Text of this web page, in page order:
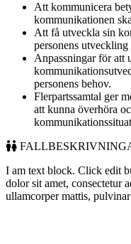
Att kommunicera
kommunikationen
Att få utveckla sin
personens
Anpassningar för att
personens behov.
Flerpartssamtal ger
att kunna överhöra
I am text block. Click edit
dolor sit amet, consectetur
ullamcorper mattis,